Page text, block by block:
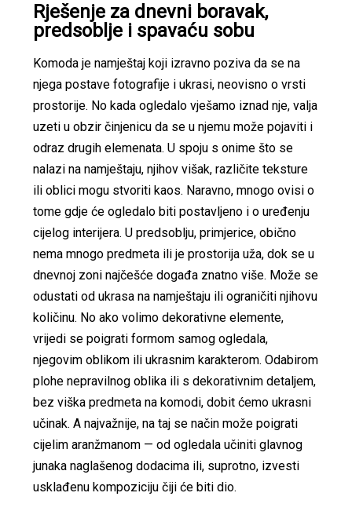
Rješenje za dnevni boravak,
predsoblje i spavaću sobu
Komoda je namještaj koji izravno poziva da se na
njega postave fotografije i ukrasi, neovisno o vrsti
prostorije. No kada ogledalo vješamo iznad nje, valja
uzeti u obzir činjenicu da se u njemu može pojaviti i
odraz drugih elemenata. U spoju s onime što se
nalazi na namještaju, njihov višak, različite teksture
ili oblici mogu stvoriti kaos. Naravno, mnogo ovisi o
tome gdje će ogledalo biti postavljeno i o uređenju
cijelog interijera. U predsoblju, primjerice, obično
nema mnogo predmeta ili je prostorija uža, dok se u
dnevnoj zoni najčešće događa znatno više. Može se
odustati od ukrasa na namještaju ili ograničiti njihovu
količinu. No ako volimo dekorativne elemente,
vrijedi se poigrati formom samog ogledala,
njegovim oblikom ili ukrasnim karakterom. Odabirom
plohe nepravilnog oblika ili s dekorativnim detaljem,
bez viška predmeta na komodi, dobit ćemo ukrasni
učinak. A najvažnije, na taj se način može poigrati
cijelim aranžmanom — od ogledala učiniti glavnog
junaka naglašenog dodacima ili, suprotno, izvesti
usklađenu kompoziciju čiji će biti dio.